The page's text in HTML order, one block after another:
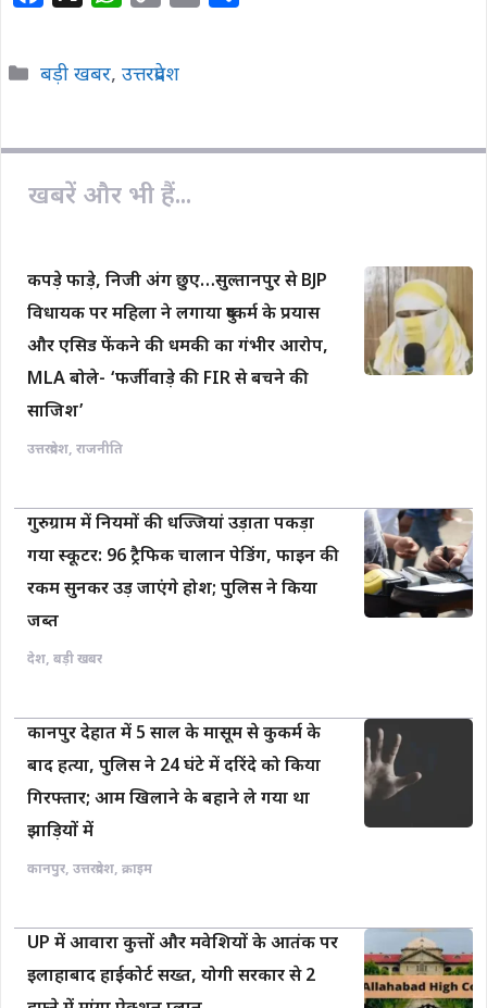
खबरें और भी हैं...
MLA बोले- ‘फर्जीवाड़े की FIR से बचने की
उत्तरप्रदेश राजनीति
गुरुग्राम में नियमों की धज्जियां उड़ाता पकड़ा
गया स्कूटर: 96 ट्रैफिक चालान पेडिंग, फाइन की
रकम सुनकर उड़ जाएंगे होश; पुलिस ने किया
जब्त
कानपुर देहात में 5 साल के मासूम से कुकर्म के
बाद हत्या, पुलिस ने 24 घंटे में दरिंदे को किया
गिरफ्तार; आम खिलाने के बहाने ले गया था
झाड़ियों में
UP में आवारा कुत्तों और मवेशियों के आतंक पर
इलाहाबाद हाईकोर्ट सख्त, योगी सरकार से 2
हफ्ते में मांगा ऐक्शन प्लान
उत्तरप्रदेश ,बड़ी खबर
मालिक की जान बचाने के लिए विषैले नाग से
भिड़ गया वफादार टॉमी, 1 घंटे के खूनी संघर्ष में